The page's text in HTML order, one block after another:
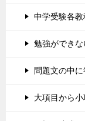
中学受験各
勉強ができ
問題文の中
大項目から